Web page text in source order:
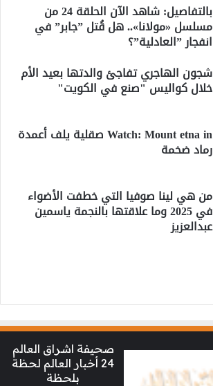
بالتفاصيل: شاهد الآن الحلقة 24 من
مسلسل «مولانا».. هل قُتل ”جابر” في
انفجار ”العادلية”؟
شجون الهاجري تفاجئ والدتها بعيد الأم
خلال كواليس "صنع في الكويت"
Watch: Mount etna in صقلية يلف أعمدة
رماد ضخمة
من هي لينا صوفيا التي خطفت الأضواء
في 2025 وما علاقتها بالنجمة ياسمين
عبدالعزيز
صحيفة اشراق العالم
24 أخبار العالم لحظة
بلحظة